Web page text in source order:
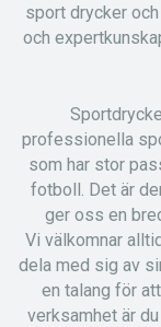
sport drycker
och
professionella
som har stor
fotboll. Det är
ger oss en
Vi välkomnar
dela med sig av
en talang för
verksamhet är